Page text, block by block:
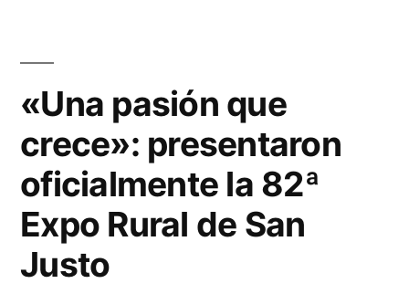
«Una pasión que
crece»: presentaron
oficialmente la 82ª
Expo Rural de San
Justo